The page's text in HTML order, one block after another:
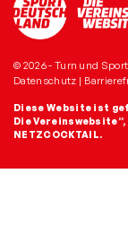
© 2026 - Turn und
Datenschutz |
Diese Website ist
Die Vereinswebsite”,
NETZCOCKTAIL.